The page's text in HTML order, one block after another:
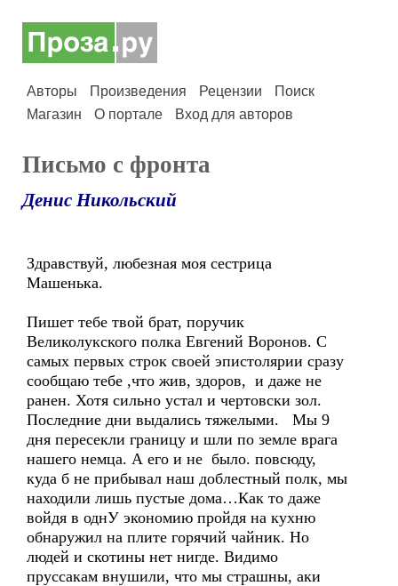
Авторы Произведения Рецензии
Поиск
Магазин
О портале Вход для авторов
Письмо с фронта
Денис Никольский
Здравствуй, любезная моя сестрица
Машенька.
Пишет тебе твой брат, поручик
Великолукского полка Евгений Воронов. С
самых первых строк своей эпистолярии сразу
сообщаю тебе ,что жив, здоров, и даже не
ранен. Хотя сильно устал и чертовски зол.
Последние дни выдались тяжелыми. Мы 9
дня пересекли границу и шли по земле врага
нашего немца. А его и не было. повсюду,
куда б не прибывал наш доблестный полк, мы
находили лишь пустые дома…Как то даже
войдя в однУ экономию пройдя на кухню
обнаружил на плите горячий чайник. Но
людей и скотины нет нигде. Видимо
пруссакам внушили, что мы страшны, аки